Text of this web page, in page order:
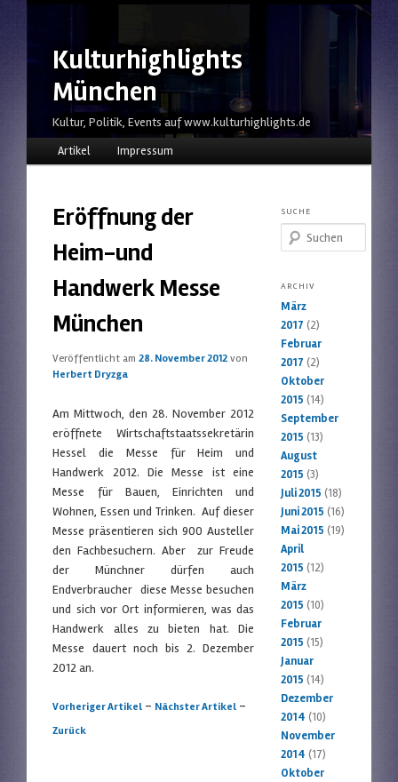
Kulturhighlights
München
Kultur, Politik, Events auf www.kulturhighlights.de
HauptmenüZum Inhalt wechseln
Zum sekundären Inhalt wechseln
Artikel Impressum
Eröffnung der
Heim-und
Handwerk Messe
München
Veröffentlicht am28. November 2012 von
Herbert Dryzga
Am Mittwoch, den 28. November 2012
eröffnete Wirtschaftstaatssekretärin
Hessel die Messe für Heim und
Handwerk 2012. Die Messe ist eine
Messe für Bauen, Einrichten und
Wohnen, Essen und Trinken. Auf dieser
Messe präsentieren sich 900 Austeller
den Fachbesuchern. Aber zur Freude
der Münchner dürfen auch
Endverbraucher diese Messe besuchen
und sich vor Ort informieren, was das
Handwerk alles zu bieten hat. Die
Messe dauert noch bis 2. Dezember
2012 an.
Artikelnavigation
Vorheriger Artikel - Nächster Artikel -
Zurück
SUCHE
Suchen
ARCHIV
März
2017 (2)
Februar
2017 (2)
Oktober
2015 (14)
September
2015 (13)
August
2015 (3)
Juli 2015 (18)
Juni 2015 (16)
Mai 2015 (19)
April
2015 (12)
März
2015 (10)
Februar
2015 (15)
Januar
2015 (14)
Dezember
2014 (10)
November
2014 (17)
Oktober